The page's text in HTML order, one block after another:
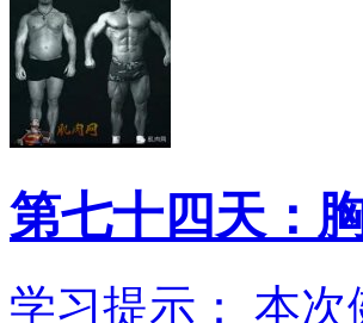
第七十四天：
学习提示： 本